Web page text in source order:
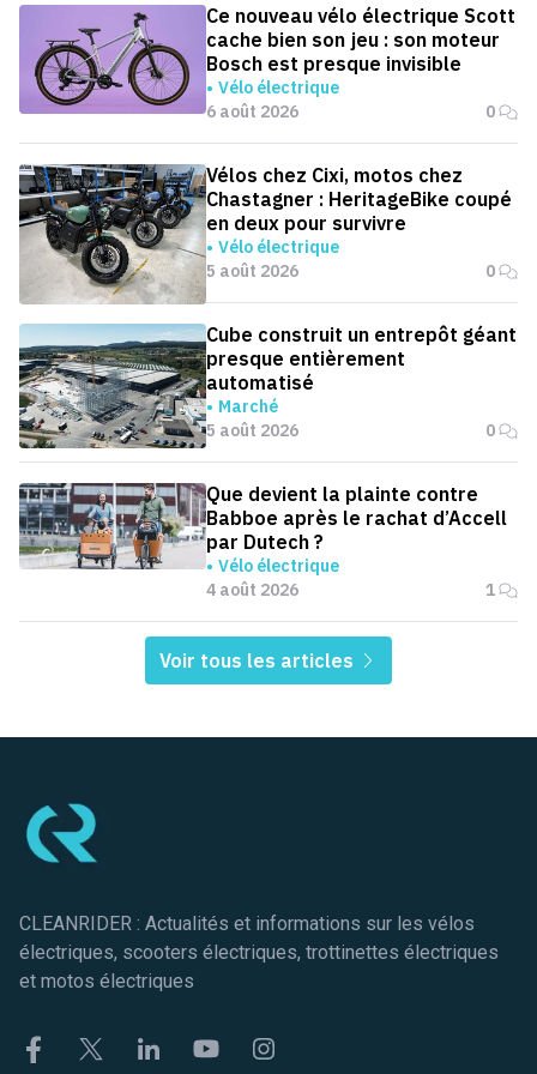
Ce nouveau vélo électrique Scott
cache bien son jeu : son moteur
Bosch est presque invisible
Vélo électrique
6 août 2026
0
Vélos chez Cixi, motos chez
Chastagner : HeritageBike coupé
en deux pour survivre
Vélo électrique
5 août 2026
0
Cube construit un entrepôt géant
presque entièrement
automatisé
Marché
5 août 2026
0
Que devient la plainte contre
Babboe après le rachat d’Accell
par Dutech ?
Vélo électrique
4 août 2026
1
Voir tous les articles
CLEANRIDER : Actualités et informations sur les vélos
électriques, scooters électriques, trottinettes électriques
et motos électriques
FacebookTwitter LinkekinYoutubeInstagram